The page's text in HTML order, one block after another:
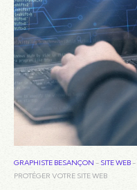
GRAPHISTE BESANÇON - SITE WEB -
PROTÉGER VOTRE SITE WEB